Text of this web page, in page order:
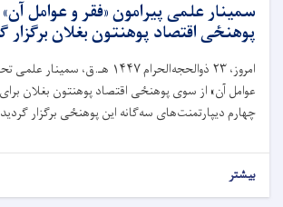
سمینار علمی پیرامون «فقر و عوامل
پوهنځی اقتصاد پوهنتون بغلان برگزار
امروز،۲۳ ذوالحجه‌الحرام۱۴۴۷ هـ.ق، سمینار علمی
عوامل آن» از سوی پوهنځی اقتصاد پوهنتون بغلان
چهارم دیپارتمنت‌های سه‌گانه این پوهنځی برگزار
بیشتر